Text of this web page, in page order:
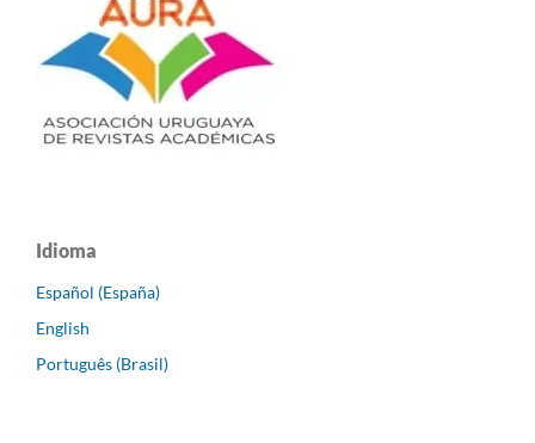
Idioma
Español (España)
English
Português (Brasil)